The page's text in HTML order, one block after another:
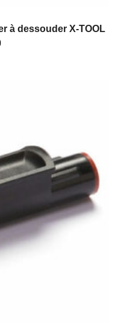
à dessouder X-TOOL